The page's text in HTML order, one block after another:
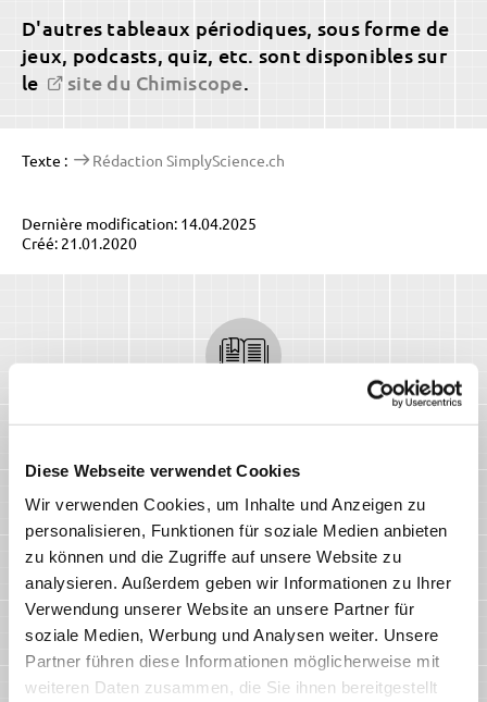
Diese Webseite verwendet Cookies
Wir verwenden Cookies, um Inhalte und Anzeigen zu
personalisieren, Funktionen für soziale Medien anbieten
zu können und die Zugriffe auf unsere Website zu
analysieren. Außerdem geben wir Informationen zu Ihrer
Verwendung unserer Website an unsere Partner für
soziale Medien, Werbung und Analysen weiter. Unsere
Partner führen diese Informationen möglicherweise mit
weiteren Daten zusammen, die Sie ihnen bereitgestellt
D'autres tableaux périodiques, sous forme de
jeux, podcasts, quiz, etc. sont disponibles sur
le
site du Chimiscope.
Texte : Rédaction SimplyScience.ch
Dernière modification: 14.04.2025
Créé: 21.01.2020
Articles similaires